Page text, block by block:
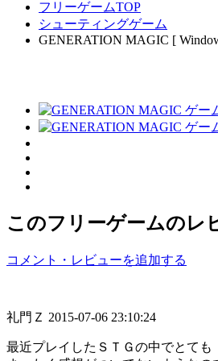
フリーゲームTOP
シューティングゲーム
GENERATION MAGIC [
このフリーゲームのレ
コメント・レビューを追加する
礼門Ｚ 2015-07-06 23:10:24
最近プレイしたＳＴＧの中でとて